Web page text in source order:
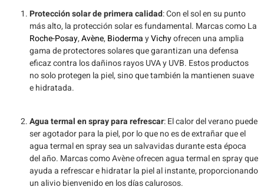
Protección solar de primera calidad: Con el sol en su punto
más alto, la protección solar es fundamental. Marcas como La
Roche-Posay,Avène, BiodermayVichyofrecen una amplia
gama de protectores solares que garantizan una defensa
eficaz contra los dañinos rayos UVA y UVB. Estos productos
no solo protegen la piel, sino que también la mantienen suave
e hidratada.
Agua termal en spray para refrescar: El calor del verano puede
ser agotador para la piel, por lo que no es de extrañar que el
agua termal en spray sea un salvavidas durante esta época
del año. Marcas como Avène ofrecen agua termal en spray que
ayuda a refrescar e hidratar la piel al instante, proporcionando
un alivio bienvenido en los días calurosos.